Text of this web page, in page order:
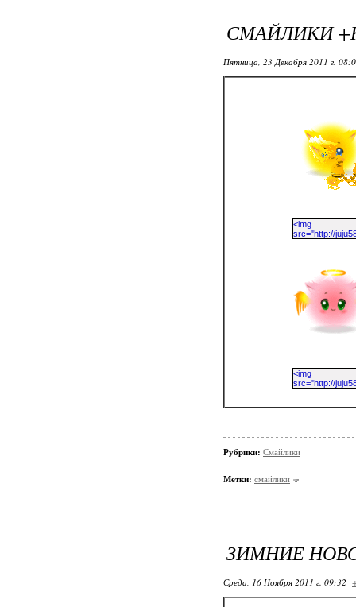
СМАЙЛИКИ
Пятница, 23 Декабря 2011 г.
Рубрики: Смайлики
Метки: смайлики
ЗИМНИЕ
Среда, 16 Ноября 2011 г. 09:32